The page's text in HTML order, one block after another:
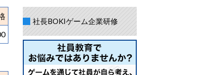
社長BOKIゲーム企業研修